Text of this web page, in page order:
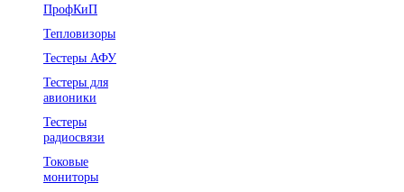
ПрофКиП
Тепловизоры
Тестеры АФУ
Тестеры для
авионики
Тестеры
радиосвязи
Токовые
мониторы